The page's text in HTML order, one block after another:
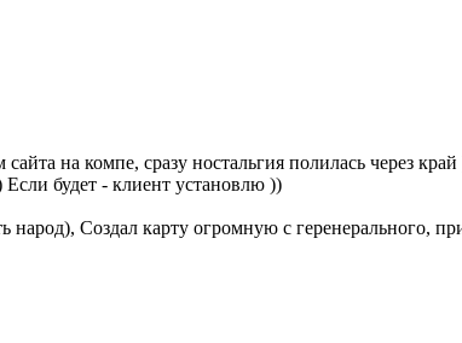
на компе, сразу ностальгия полилась через край
Если будет - клиент установлю ))
народ), Создал карту огромную с геренерального,